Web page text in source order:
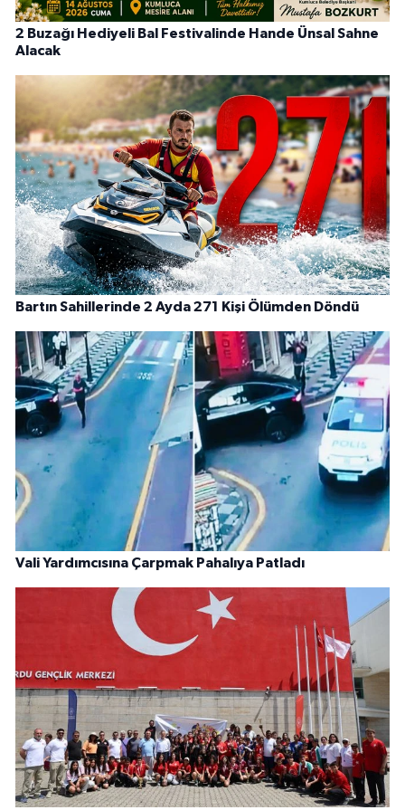
2 Buzağı Hediyeli Bal Festivalinde Hande Ünsal Sahne
Alacak
Bartın Sahillerinde 2 Ayda 271 Kişi Ölümden Döndü
Vali Yardımcısına Çarpmak Pahalıya Patladı